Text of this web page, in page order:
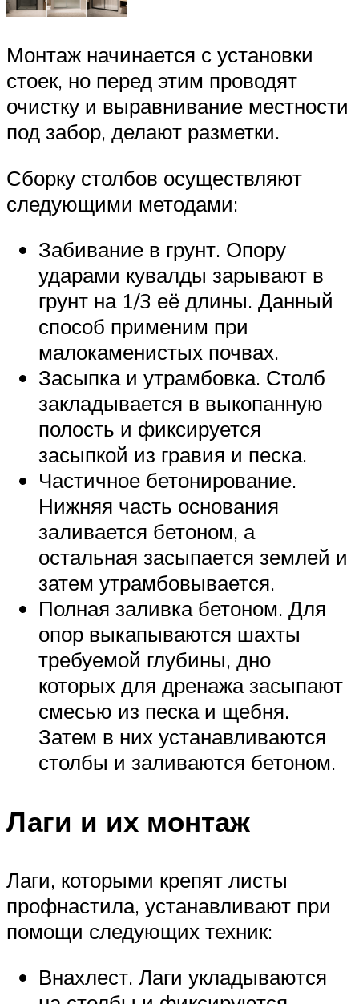
Монтаж начинается с установки
стоек, но перед этим проводят
очистку и выравнивание местности
под забор, делают разметки.
Сборку столбов осуществляют
следующими методами:
Забивание в грунт. Опору
ударами кувалды зарывают в
грунт на 1/3 её длины. Данный
способ применим при
малокаменистых почвах.
Засыпка и утрамбовка. Столб
закладывается в выкопанную
полость и фиксируется
засыпкой из гравия и песка.
Частичное бетонирование.
Нижняя часть основания
заливается бетоном, а
остальная засыпается землей и
затем утрамбовывается.
Полная заливка бетоном. Для
опор выкапываются шахты
требуемой глубины, дно
которых для дренажа засыпают
смесью из песка и щебня.
Затем в них устанавливаются
столбы и заливаются бетоном.
Лаги и их монтаж
Лаги, которыми крепят листы
профнастила, устанавливают при
помощи следующих техник:
Внахлест. Лаги укладываются